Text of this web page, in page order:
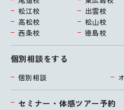
個別相談をする
個別相談
セミナー・体感ツアー予約
松江校
出雲校
高松校
松山校
西条校
徳島校